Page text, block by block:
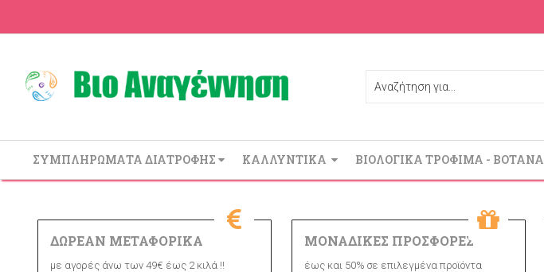
ΣΥΜΠΛΗΡΩΜΑΤΑ ΔΙΑΤΡΟΦΗΣ ΚΑΛΛΥΝΤΙΚΑ ΒΙΟΛΟΓΙΚΑ ΤΡΟΦΙΜΑ - ΒΟΤΑΝΑ
ΔΩΡΕΑΝ ΜΕΤΑΦΟΡΙΚΑ
με αγορές άνω των 49€ έως 2 κιλά !!
ΜΟΝΑΔΙΚΕΣ ΠΡΟΣΦΟΡΕΣ
έως και 50% σε επιλεγμένα προϊόντα